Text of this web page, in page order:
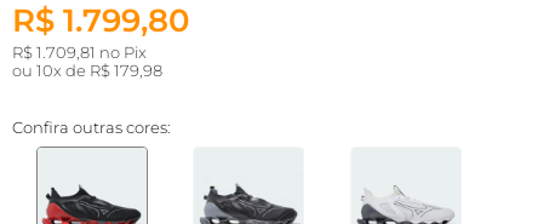
R$ 1.799,80
R$ 1.709,81 no Pix
ou 10x de R$ 179,98
Confira outras cores: